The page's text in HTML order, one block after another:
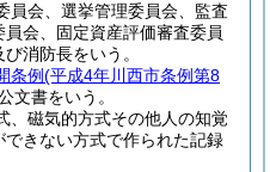
会、選挙管理委員会、監査
会、固定資産評価審査委員
消防長をいう。
条例(平成4年川西市条例第8
文書をいう。
磁気的方式その他人の知覚
きない方式で作られた記録